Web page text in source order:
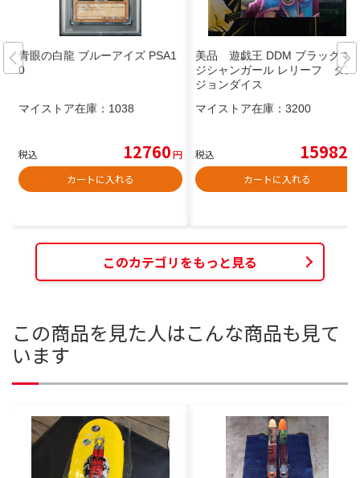
青眼の白龍 ブルーアイズ PSA1
0
マイストア在庫： 1038
税込 12760円
カートに入れる
美品 遊戯王 DDM ブラックマ
ジシャンガール レリーフ ダン
ジョンダイス
マイストア在庫： 3200
税込 15982
カートに入れる
このカテゴリをもっと見る
この商品を見た人はこんな商品も見て
います